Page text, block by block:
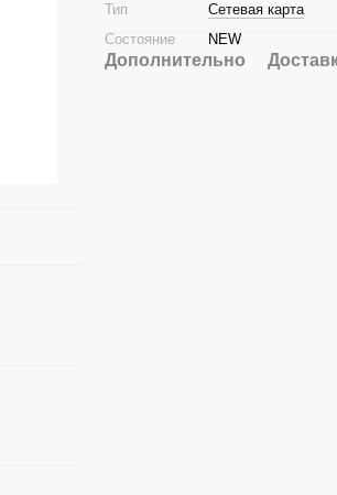
Тип
Сетевая карта
Состояние
NEW
Дополнительно